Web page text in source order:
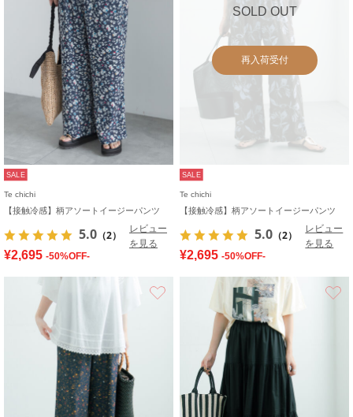
SALE
Te chichi
【接触冷感】柄アソートイージーパンツ
5.0 （2）
レビュー
を見る
¥2,695 -50%OFF-
SOLD OUT
再入荷受付
SALE
Te chichi
【接触冷感】柄アソートイージーパンツ
5.0 （2）
レビュー
を見る
¥2,695 -50%OFF-
お気に入り